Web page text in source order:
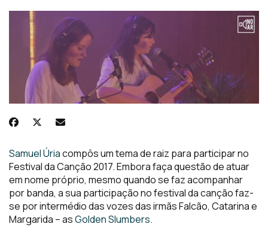
Samuel Úriacompôs um tema de raiz para participar no
Festival da Canção 2017. Embora faça questão de atuar
em nome próprio, mesmo quando se faz acompanhar
por banda, a sua participação no festival da canção faz-
se por intermédio das vozes das irmãs Falcão, Catarina e
Margarida – asGolden Slumbers.